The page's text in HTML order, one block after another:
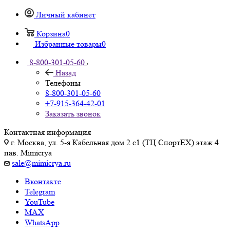
Личный кабинет
Корзина0
Избранные товары0
8-800-301-05-60
Назад
Телефоны
8-800-301-05-60
+7-915-364-42-01
Заказать звонок
Контактная информация
г. Москва, ул. 5-я Кабельная дом 2 с1 (ТЦ СпортEX) этаж 4
пав. Mimicrya
sale@mimicrya.ru
Вконтакте
Telegram
YouTube
MAX
WhatsApp